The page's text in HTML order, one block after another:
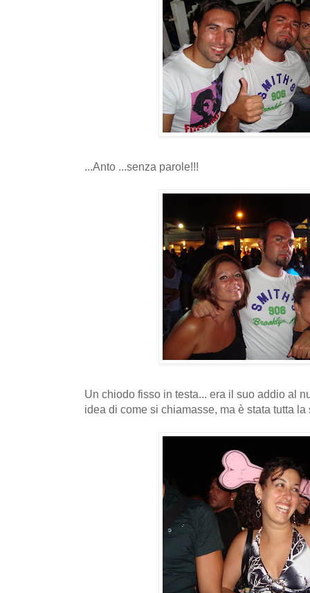
...Anto ...senza parole!!!
Un chiodo fisso in testa... era il suo addio al
idea di come si chiamasse, ma è stata tutta